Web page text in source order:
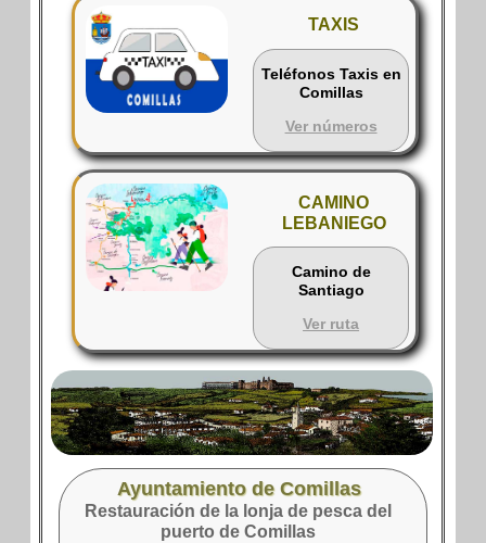
TAXIS
Teléfonos Taxis en
Comillas
Ver números
CAMINO
LEBANIEGO
Camino de
Santiago
Ver ruta
Ayuntamiento de Comillas
Restauración de la lonja de pesca del
puerto de Comillas